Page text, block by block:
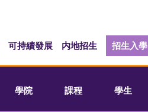
可持續發展 内地招生 招生入學
學院 課程 學生